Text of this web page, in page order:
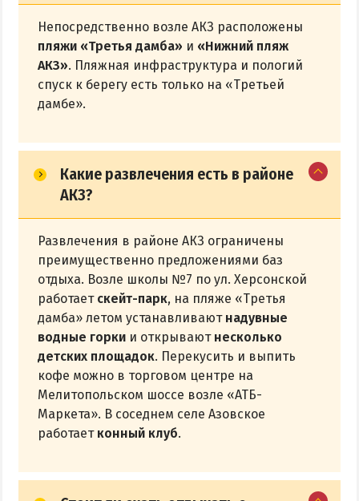
Непосредственно возле АКЗ расположены
пляжи «Третья дамба» и «Нижний пляж
АКЗ». Пляжная инфраструктура и пологий
спуск к берегу есть только на «Третьей
дамбе».
Какие развлечения есть в районе
АКЗ?
Развлечения в районе АКЗ ограничены
преимущественно предложениями баз
отдыха. Возле школы №7 по ул. Херсонской
работает скейт-парк, на пляже «Третья
дамба» летом устанавливают надувные
водные горки и открывают несколько
детских площадок. Перекусить и выпить
кофе можно в торговом центре на
Мелитопольском шоссе возле «АТБ-
Маркета». В соседнем селе Азовское
работает конный клуб.